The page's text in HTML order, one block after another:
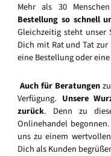
Mehr als 30
Bestellung so schnell
Gleichzeitig steht unser
Dich mit Rat und Tat
eine Bestellung oder
Auch für Beratungen
Verfügung. Unsere
zurück. Denn zu
Onlinehandel
uns zu einem
Dich als Kunden